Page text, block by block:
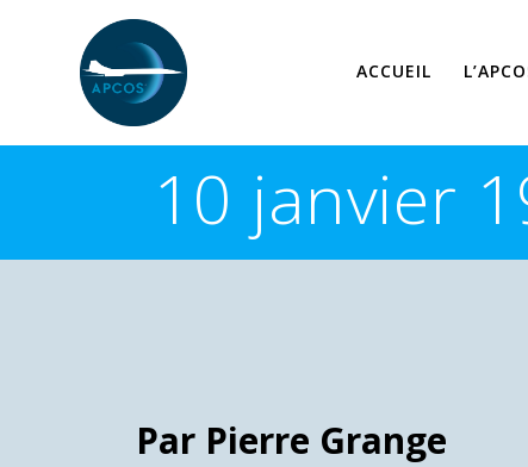
ACCUEIL
10 janvier
Par Pierre Grange